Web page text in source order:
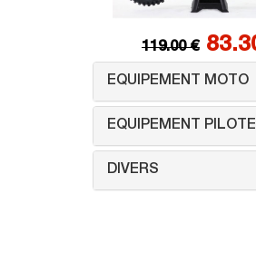
119.00 €83.30 €
EQUIPEMENT MOTO
EQUIPEMENT PILOTE
DIVERS